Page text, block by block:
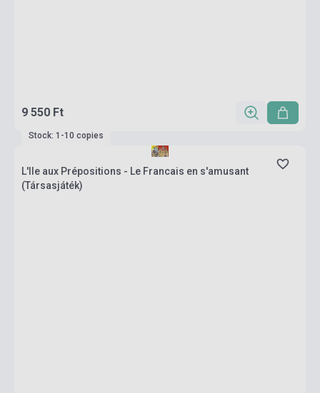
9 550 Ft
Stock: 1-10 copies
L'Ile aux Prépositions - Le Francais en s'amusant
(Társasjáték)